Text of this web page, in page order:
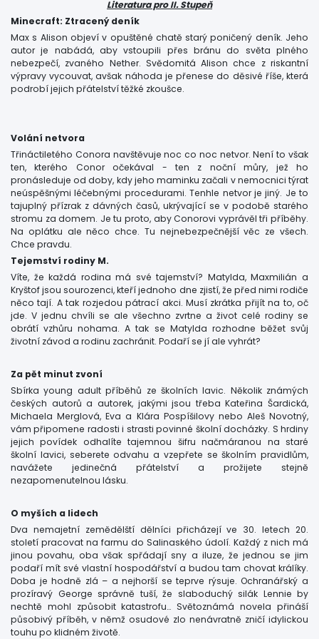
Literatura pro II. Stupeň
Minecraft: Ztracený deník
Max s Alison objeví v opuštěné chatě starý poničený deník. Jeho
autor je nabádá, aby vstoupili přes bránu do světa plného
nebezpečí, zvaného Nether. Svědomitá Alison chce z riskantní
výpravy vycouvat, avšak náhoda je přenese do děsivé říše, která
podrobí jejich přátelství těžké zkoušce.
Volání netvora
Třináctiletého Conora navštěvuje noc co noc netvor. Není to však
ten, kterého Conor očekával - ten z noční můry, jež ho
pronásleduje od doby, kdy jeho maminku začali v nemocnici týrat
neúspěšnými léčebnými procedurami. Tenhle netvor je jiný. Je to
tajuplný přízrak z dávných časů, ukrývající se v podobě starého
stromu za domem. Je tu proto, aby Conorovi vyprávěl tři příběhy.
Na oplátku ale něco chce. Tu nejnebezpečnější věc ze všech.
Chce pravdu.
Tejemství rodiny M.
Víte, že každá rodina má své tajemství? Matylda, Maxmilián a
Kryštof jsou sourozenci, kteří jednoho dne zjistí, že před nimi rodiče
něco tají. A tak rozjedou pátrací akci. Musí zkrátka přijít na to, oč
jde. V jednu chvíli se ale všechno zvrtne a život celé rodiny se
obrátí vzhůru nohama. A tak se Matylda rozhodne běžet svůj
životní závod a rodinu zachránit. Podaří se jí ale vyhrát?
Za pět minut zvoní
Sbírka young adult příběhů ze školních lavic. Několik známých
českých autorů a autorek, jakými jsou třeba Kateřina Šardická,
Michaela Merglová, Eva a Klára Pospíšilovy nebo Aleš Novotný,
vám připomene radosti i strasti povinné školní docházky. S hrdiny
jejich povídek odhalíte tajemnou šifru načmáranou na staré
školní lavici, seberete odvahu a vzepřete se školním pravidlům,
navážete jedinečná přátelství a prožijete stejně
nezapomenutelnou lásku.
O myších a lidech
Dva nemajetní zemědělští dělníci přicházejí ve 30. letech 20.
století pracovat na farmu do Salinaského údolí. Každý z nich má
jinou povahu, oba však spřádají sny a iluze, že jednou se jim
podaří mít své vlastní hospodářství a budou tam chovat králíky.
Doba je hodně zlá – a nejhorší se teprve rýsuje. Ochranářský a
prozíravý George správně tuší, že slaboduchý silák Lennie by
nechtě mohl způsobit katastrofu… Světoznámá novela přináší
působivý příběh, v němž osudové zlo nenávratně zničí idylickou
touhu po klidném životě.